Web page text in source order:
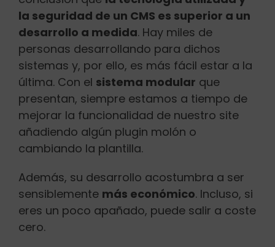
la seguridad de un CMS es superior a un
desarrollo a medida. Hay miles de
personas desarrollando para dichos
sistemas y, por ello, es más fácil estar a la
última. Con el sistema modular que
presentan, siempre estamos a tiempo de
mejorar la funcionalidad de nuestro site
añadiendo algún plugin molón o
cambiando la plantilla.
Además, su desarrollo acostumbra a ser
sensiblemente más económico. Incluso, si
eres un poco apañado, puede salir a coste
cero.